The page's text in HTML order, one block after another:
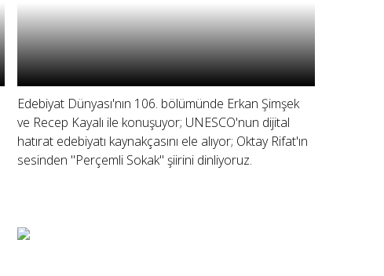
Edebiyat Dünyası'nın 106. bölümünde Erkan Şimşek
ve Recep Kayalı ile konuşuyor; UNESCO'nun dijital
hatırat edebiyatı kaynakçasını ele alıyor; Oktay Rifat'ın
sesinden "Perçemli Sokak" şiirini dinliyoruz.